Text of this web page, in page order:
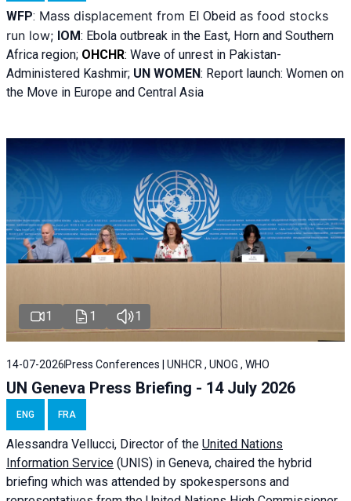
WFP: Mass displacement from El Obeid as food stocks
run low; IOM: Ebola outbreak in the East, Horn and Southern
Africa region; OHCHR: Wave of unrest in Pakistan-
Administered Kashmir; UN WOMEN: Report launch: Women on
the Move in Europe and Central Asia
1 1 1
14-07-2026 Press Conferences | UNHCR , UNOG , WHO
UN Geneva Press Briefing - 14 July 2026
ENG FRA
Alessandra Vellucci, Director of the United Nations
Information Service (UNIS) in Geneva, chaired the hybrid
briefing which was attended by spokespersons and